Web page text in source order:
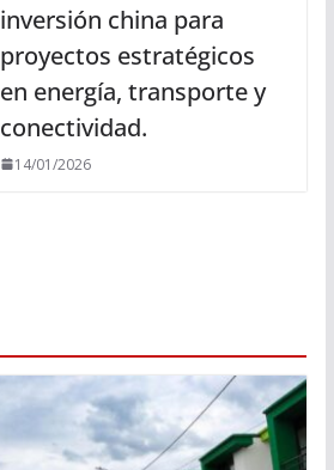
inversión china para
proyectos estratégicos
en energía, transporte y
conectividad.
14/01/2026